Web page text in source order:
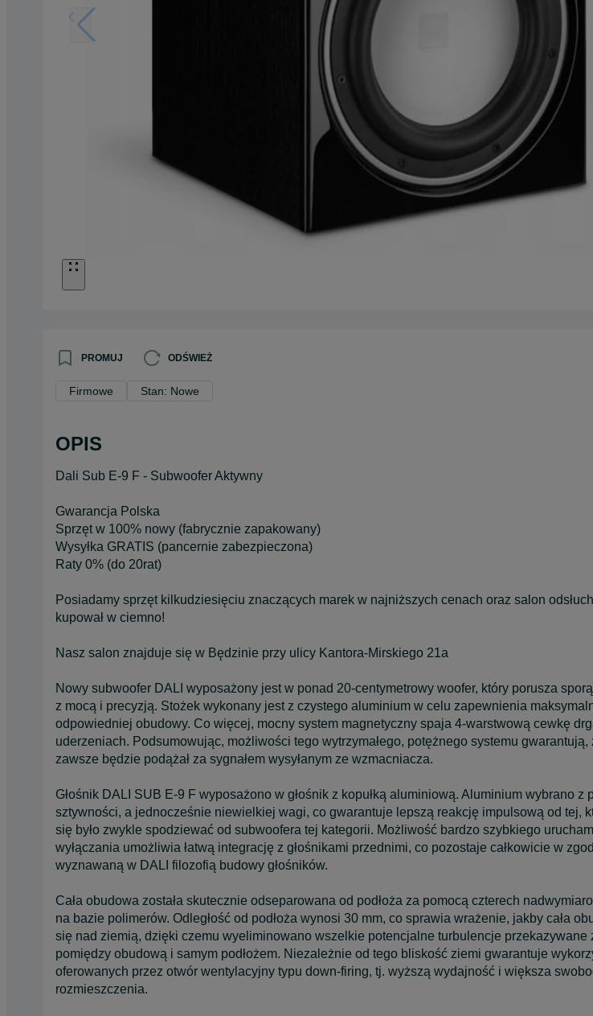
PROMUJ ODŚWIEŻ
Firmowe Stan: Nowe
OPIS
Dali Sub E-9 F - Subwoofer Aktywny
Gwarancja Polska
Sprzęt w 100% nowy (fabrycznie zapakowany)
Wysyłka GRATIS (pancernie zabezpieczona)
Raty 0% (do 20rat)
Posiadamy sprzęt kilkudziesięciu znaczących marek w najniższych cenach oraz salon
kupował w ciemno!
Nasz salon znajduje się w Będzinie przy ulicy Kantora-Mirskiego 21a
Nowy subwoofer DALI wyposażony jest w ponad 20-centymetrowy woofer, który porusza
z mocą i precyzją. Stożek wykonany jest z czystego aluminium w celu zapewnienia
odpowiedniej obudowy. Co więcej, mocny system magnetyczny spaja 4-warstwową cewkę
uderzeniach. Podsumowując, możliwości tego wytrzymałego, potężnego systemu gwarantują,
zawsze będzie podążał za sygnałem wysyłanym ze wzmacniacza.
Głośnik DALI SUB E-9 F wyposażono w głośnik z kopułką aluminiową. Aluminium wybrano z
sztywności, a jednocześnie niewielkiej wagi, co gwarantuje lepszą reakcję impulsową od tej,
się było zwykle spodziewać od subwoofera tej kategorii. Możliwość bardzo szybkiego
wyłączania umożliwia łatwą integrację z głośnikami przednimi, co pozostaje całkowicie w
wyznawaną w DALI filozofią budowy głośników.
Cała obudowa została skutecznie odseparowana od podłoża za pomocą czterech
na bazie polimerów. Odległość od podłoża wynosi 30 mm, co sprawia wrażenie, jakby cała
się nad ziemią, dzięki czemu wyeliminowano wszelkie potencjalne turbulencje przekazywane
pomiędzy obudową i samym podłożem. Niezależnie od tego bliskość ziemi gwarantuje
oferowanych przez otwór wentylacyjny typu down-firing, tj. wyższą wydajność i większa
rozmieszczenia.